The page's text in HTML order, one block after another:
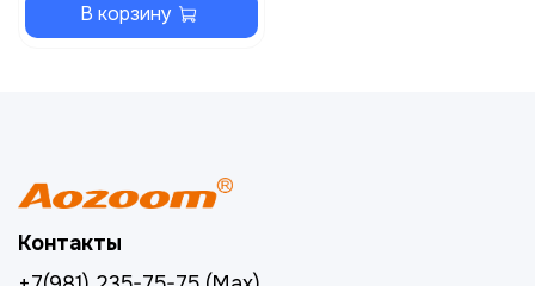
В корзину
Контакты